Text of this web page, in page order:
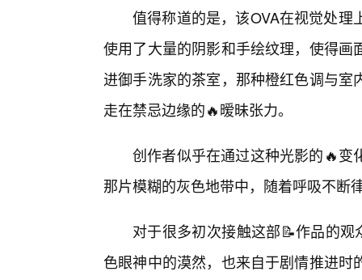
值得称道的是，该OVA在视觉处
使用了大量的阴影和手绘纹理，使得
进御手洗家的茶室，那种橙红色调与
走在禁忌边缘的🔥暧昧张力。
创作者似乎在通过这种光影的🔥变
那片模糊的灰色地带中，随着呼吸不断
对于很多初次接触这部📝作品的观
色眼神中的漠然，也来自于剧情推进